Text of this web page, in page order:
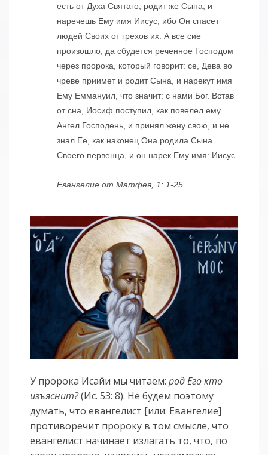
есть от Духа Святаго; родит же Сына, и
наречешь Ему имя Иисус, ибо Он спасет
людей Своих от грехов их. А все сие
произошло, да сбудется реченное Господом
через пророка, который говорит: се, Дева во
чреве приимет и родит Сына, и нарекут имя
Ему Еммануил, что значит: с нами Бог. Встав
от сна, Иосиф поступил, как повелел ему
Ангел Господень, и принял жену свою, и не
знал Ее, как наконец Она родила Сына
Своего первенца, и он нарек Ему имя: Иисус.
Евангелие от Матфея, 1: 1-25
У пророка Исайи мы читаем:род Его кто
изъяснит?(Ис. 53: 8). Не будем поэтому
думать, что евангелист [или: Евангелие]
противоречит пророку в том смысле, что
евангелист начинает излагать то, что, по